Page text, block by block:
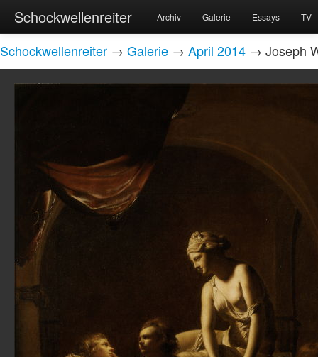
Schockwellenreiter Archiv Galerie Essays TV
Schockwellenreiter → Galerie → April 2014 → Joseph